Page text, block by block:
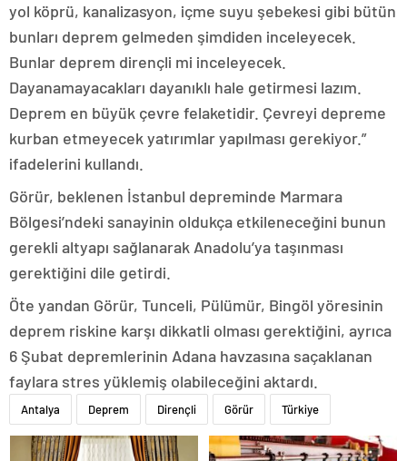
yol köprü, kanalizasyon, içme suyu şebekesi gibi bütün
bunları deprem gelmeden şimdiden inceleyecek.
Bunlar deprem dirençli mi inceleyecek.
Dayanamayacakları dayanıklı hale getirmesi lazım.
Deprem en büyük çevre felaketidir. Çevreyi depreme
kurban etmeyecek yatırımlar yapılması gerekiyor.”
ifadelerini kullandı.
Görür, beklenen İstanbul depreminde Marmara
Bölgesi’ndeki sanayinin oldukça etkileneceğini bunun
gerekli altyapı sağlanarak Anadolu’ya taşınması
gerektiğini dile getirdi.
Öte yandan Görür, Tunceli, Pülümür, Bingöl yöresinin
deprem riskine karşı dikkatli olması gerektiğini, ayrıca
6 Şubat depremlerinin Adana havzasına saçaklanan
faylara stres yüklemiş olabileceğini aktardı.
Antalya Deprem Dirençli Görür Türkiye